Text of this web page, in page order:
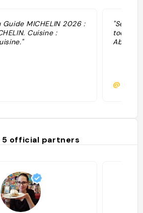
Guide MICHELIN 2026 :
Cuisine :
toques
@
5 official partners